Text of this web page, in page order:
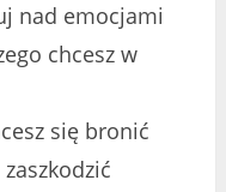
nad emocjami
chcesz w
się bronić